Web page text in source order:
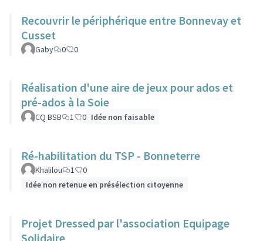
Recouvrir le périphérique entre Bonnevay et
Cusset
Gaby 0 0
Réalisation d'une aire de jeux pour ados et
pré-ados à la Soie
CQ BSB 1 0 Idée non faisable
Ré-habilitation du TSP - Bonneterre
Khalilou 1
0
Idée non retenue en présélection citoyenne
Projet Dressed par l'association Equipage
Solidaire